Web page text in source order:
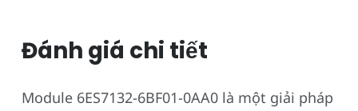
Đánh giá chi tiết
Module 6ES7132-6BF01-0AA0 là một giải pháp